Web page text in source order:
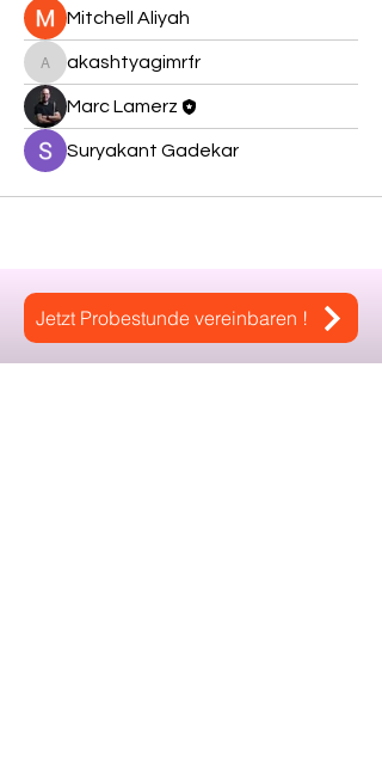
Mitchell Aliyah
akashtyagimrfr
akashtyagimrfr
Marc Lamerz
Suryakant Gadekar
Jetzt Probestunde vereinbaren !